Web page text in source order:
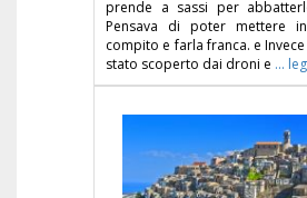
prende a sassi per
Pensava di poter mettere
compito e farla franca. e
stato scoperto dai droni e ...